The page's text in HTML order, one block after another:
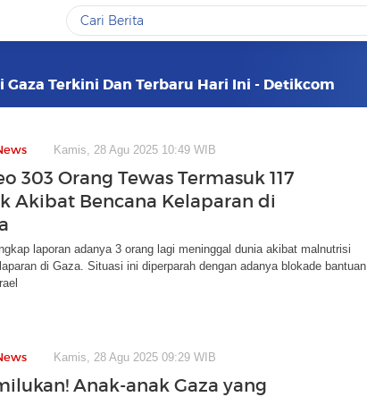
Terkini Dan Terbaru Hari Ini - Detikcom
Kamis, 28 Agu 2025 10:49 WIB
303 Orang Tewas Termasuk 117
Akibat Bencana Kelaparan di
laporan adanya 3 orang lagi meninggal dunia akibat malnutrisi
di Gaza. Situasi ini diperparah dengan adanya blokade bantuan
Kamis, 28 Agu 2025 09:29 WIB
Anak-anak Gaza yang